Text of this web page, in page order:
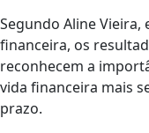
Segundo Aline Vieira,
financeira, os
reconhecem a
vida financeira mais
prazo.